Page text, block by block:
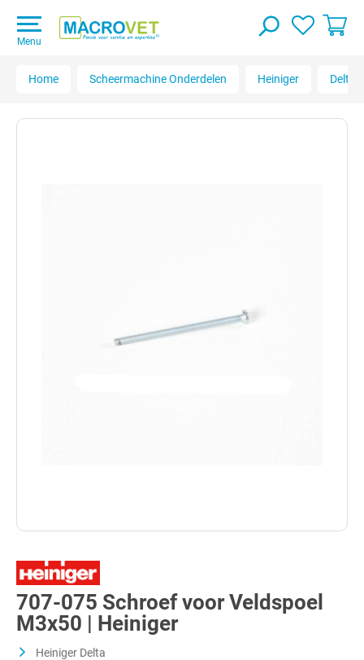
Menu
Home Scheermachine Onderdelen Heiniger Delta
707-075 Schroef voor Veldspoel
M3x50 | Heiniger
Heiniger Delta